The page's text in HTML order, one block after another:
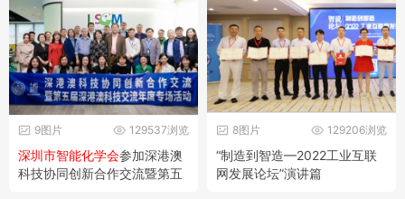
129537浏览
9图片
深圳市智能化学会参加深港澳
科技协同创新合作交流暨第五
129206浏览
8图片
“制造到智造—2022工业互联
网发展论坛”演讲篇